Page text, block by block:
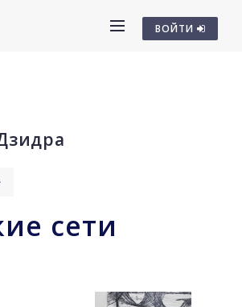
ВОЙТИ
сети